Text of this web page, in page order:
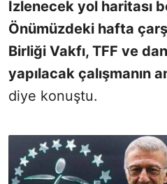
İzlenecek yol haritası
Önümüzdeki hafta
Birliği Vakfı, TFF ve
yapılacak çalışmanın
diye konuştu.